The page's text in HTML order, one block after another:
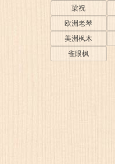
梁祝
欧洲老琴
美洲枫木
雀眼枫